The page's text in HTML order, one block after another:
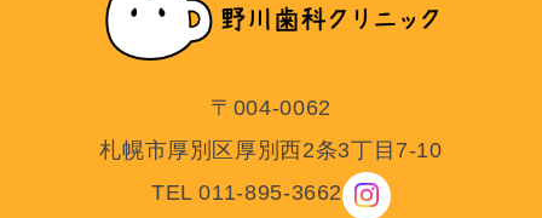
〒004-0062
札幌市厚別区厚別西2条3丁目7-10
TEL 011-895-3662